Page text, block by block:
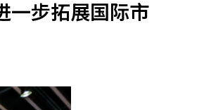
一步拓展国际市